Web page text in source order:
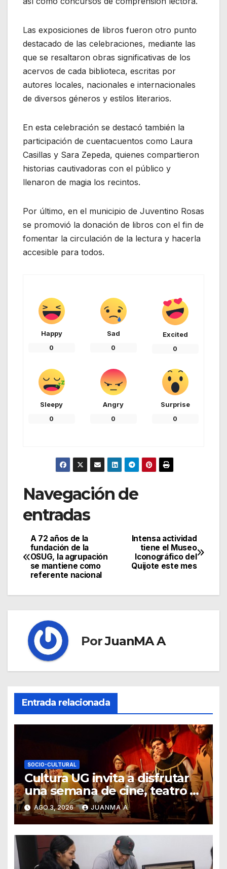
Las exposiciones de libros fueron otro punto
destacado de las celebraciones, mediante las
que se resaltaron obras significativas de los
acervos de cada biblioteca, escritas por
autores locales, nacionales e internacionales
de diversos géneros y estilos literarios.
En esta celebración se destacó también la
participación de cuentacuentos como Laura
Casillas y Sara Zepeda, quienes compartieron
historias cautivadoras con el público y
llenaron de magia los recintos.
Por último, en el municipio de Juventino Rosas
se promovió la donación de libros con el fin de
fomentar la circulación de la lectura y hacerla
accesible para todos.
Happy
0
Sad
0
Excited
0
Sleepy
0
Angry
0
Surprise
0
Navegación de
entradas
Intensa actividad
tiene el Museo
Iconográfico del
Quijote este mes
A 72 años de la
fundación de la
OSUG, la agrupación
se mantiene como
referente nacional
PorJuanMA A
Entrada relacionada
SOCIO-CULTURAL
Cultura UG invita a disfrutar
una semana de cine, teatro y
exposiciones artísticas
AGO 3, 2026 JUANMA A